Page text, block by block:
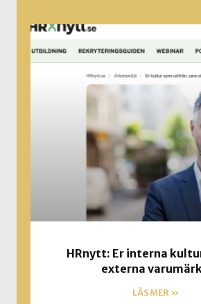
HRnytt: Er interna
externa
LÄS MER »